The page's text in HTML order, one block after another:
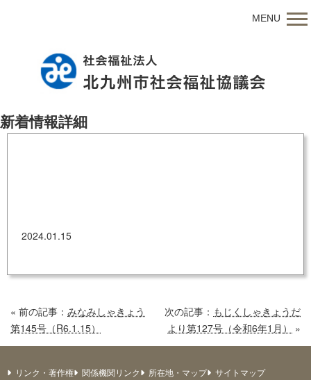
MENU
新着情報詳細
2024.01.15
« 前の記事： みなみしゃきょう
第145号（R6.1.15）
次の記事： もじくしゃきょうだ
より第127号（令和6年1月）
»
リンク・著作権 関係機関リンク 所在地・マップ
サイトマップ